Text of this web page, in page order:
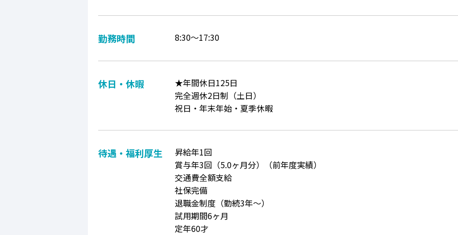
勤務時間 8:30～17:30
休日・休暇
★年間休日125日
完全週休2日制（土日）
祝日・年末年始・夏季休暇
待遇・ 福利厚生
昇給年1回
賞与年3回（5.0ヶ月分）（前年度実績）
交通費全額支給
社保完備
退職金制度（勤続3年～）
試用期間6ヶ月
定年60才